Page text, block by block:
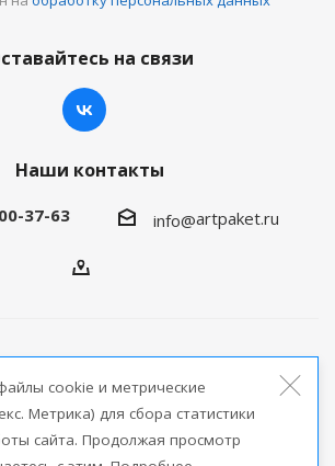
на связи
Наши контакты
37-63 info@artpaket.ru
продукции
Версия для печати
cookie и метрические
Метрика) для сбора статистики
сайта. Продолжая просмотр